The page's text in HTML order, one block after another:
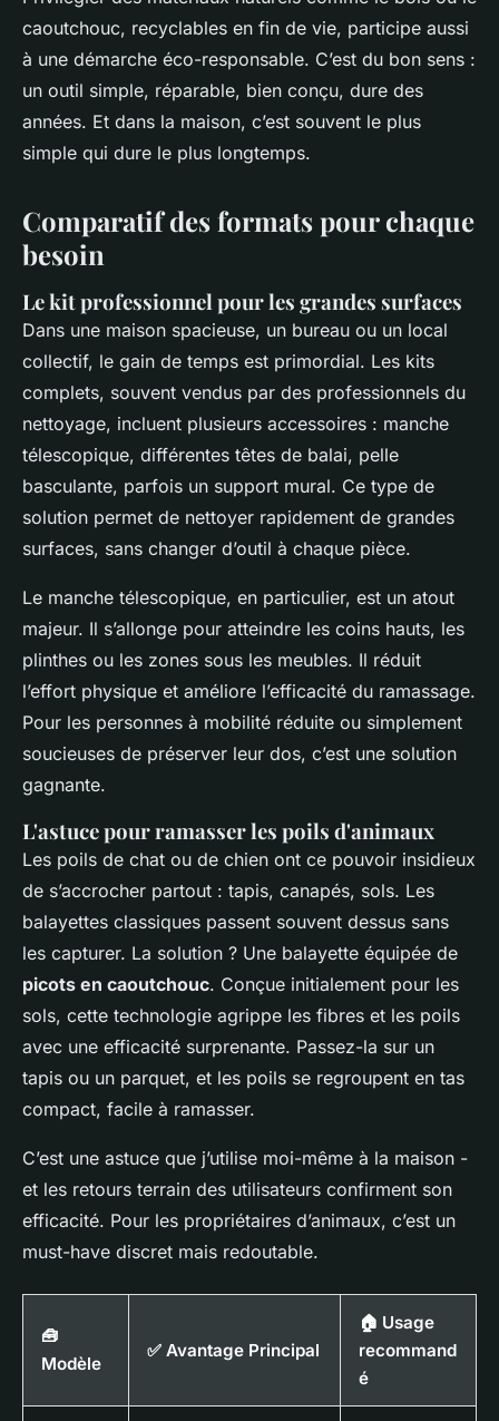
caoutchouc, recyclables en fin de vie, participe aussi
à une démarche éco-responsable. C’est du bon sens :
un outil simple, réparable, bien conçu, dure des
années. Et dans la maison, c’est souvent le plus
simple qui dure le plus longtemps.
Comparatif des formats pour chaque
besoin
Le kit professionnel pour les grandes surfaces
Dans une maison spacieuse, un bureau ou un local
collectif, le gain de temps est primordial. Les kits
complets, souvent vendus par des professionnels du
nettoyage, incluent plusieurs accessoires : manche
télescopique, différentes têtes de balai, pelle
basculante, parfois un support mural. Ce type de
solution permet de nettoyer rapidement de grandes
surfaces, sans changer d’outil à chaque pièce.
Le manche télescopique, en particulier, est un atout
majeur. Il s’allonge pour atteindre les coins hauts, les
plinthes ou les zones sous les meubles. Il réduit
l’effort physique et améliore l’efficacité du ramassage.
Pour les personnes à mobilité réduite ou simplement
soucieuses de préserver leur dos, c’est une solution
gagnante.
L'astuce pour ramasser les poils d'animaux
Les poils de chat ou de chien ont ce pouvoir insidieux
de s’accrocher partout : tapis, canapés, sols. Les
balayettes classiques passent souvent dessus sans
les capturer. La solution ? Une balayette équipée de
picots en caoutchouc. Conçue initialement pour les
sols, cette technologie agrippe les fibres et les poils
avec une efficacité surprenante. Passez-la sur un
tapis ou un parquet, et les poils se regroupent en tas
compact, facile à ramasser.
C’est une astuce que j’utilise moi-même à la maison -
et les retours terrain des utilisateurs confirment son
efficacité. Pour les propriétaires d’animaux, c’est un
must-have discret mais redoutable.
🧰
Modèle
✅ Avantage Principal
🏠 Usage
recommand
é